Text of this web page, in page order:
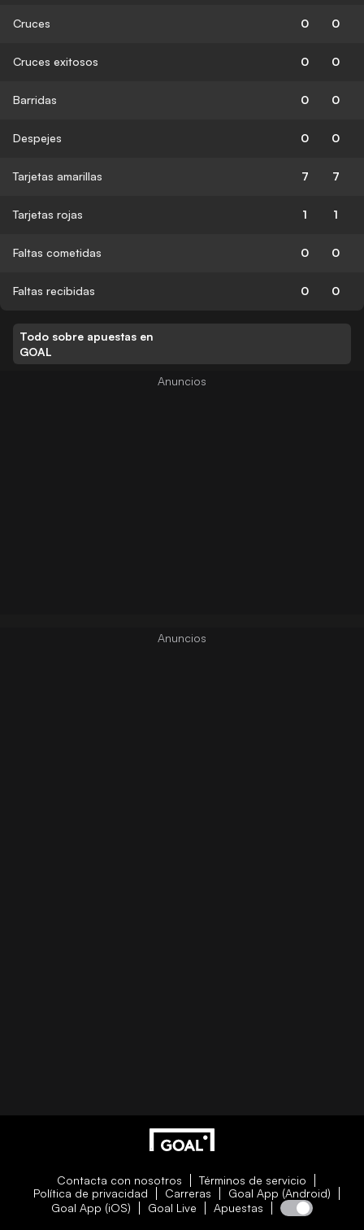
Cruces 0 0
Cruces exitosos 0 0
Barridas 0 0
Despejes 0 0
Tarjetas amarillas 7 7
Tarjetas rojas 1 1
Faltas cometidas 0 0
Faltas recibidas 0 0
Todo sobre apuestas en
GOAL
Contacta con nosotros
Términos de servicio
Política de privacidad
Carreras
Goal App (Android)
Goal App (iOS)
Goal Live Apuestas